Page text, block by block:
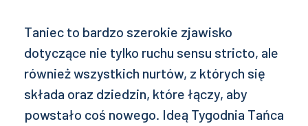
Taniec to bardzo szerokie zjawisko
dotyczące nie tylko ruchu sensu stricto, ale
również wszystkich nurtów, z których się
składa oraz dziedzin, które łączy, aby
powstało coś nowego. Ideą Tygodnia Tańca